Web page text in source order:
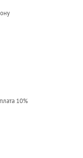
10%